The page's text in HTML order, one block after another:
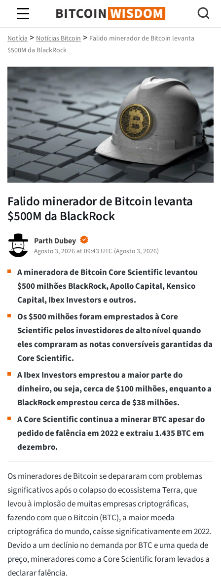
Sabedoria do Bitcoin
Notícia > Notícias Bitcoin > Falido minerador de Bitcoin levanta
$500M da BlackRock
Falido minerador de Bitcoin levanta
$500M da BlackRock
Parth Dubey
Agosto 3, 2026 at 09:43 UTC (Agosto 3, 2026)
A mineradora de Bitcoin Core Scientific levantou
$500 milhões BlackRock, Apollo Capital, Kensico
Capital, Ibex Investors e outros.
Os $500 milhões foram emprestados à Core
Scientific pelos investidores de alto nível quando
eles compraram as notas conversíveis garantidas da
Core Scientific.
A Ibex Investors emprestou a maior parte do
dinheiro, ou seja, cerca de $100 milhões, enquanto a
BlackRock emprestou cerca de $38 milhões.
A Core Scientific continua a minerar BTC apesar do
pedido de falência em 2022 e extraiu 1.435 BTC em
dezembro.
Os mineradores de Bitcoin se depararam com problemas
significativos após o colapso do ecossistema Terra, que
levou à implosão de muitas empresas criptográficas,
fazendo com que o Bitcoin (BTC), a maior moeda
criptográfica do mundo, caísse significativamente em 2022.
Devido a um declínio no demanda por BTC e uma queda de
preço, mineradores como a Core Scientific foram levados a
declarar falência.